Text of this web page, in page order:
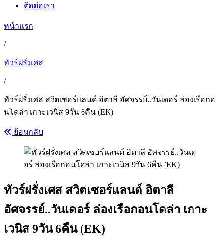
ติดต่อเรา
หน้าแรก
/
ทัวร์ฝรั่งเศส
/
ทัวร์ฝรั่งเศส สวิตเซอร์แลนด์ อิตาลี อัศจรรย์..วันเดอร์ ล่องเรือกอ
นโดล่า เกาะเวนิส 9วัน 6คืน (EK)
ย้อนกลับ
ทัวร์ฝรั่งเศส สวิตเซอร์แลนด์ อิตาลี
อัศจรรย์..วันเดอร์ ล่องเรือกอนโดล่า เกาะ
เวนิส 9วัน 6คืน (EK)